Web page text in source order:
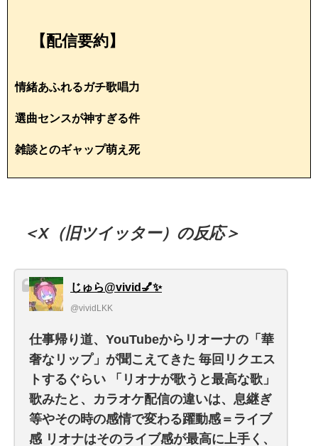
【配信要約】
情緒あふれるガチ歌唱力
選曲センスが神すぎる件
雑談とのギャップ萌え死
＜X（旧ツイッター）の反応＞
じゅら@vivid💅✨
@vividLKK
仕事帰り道、YouTubeからリオーナの「華
奢なリップ」が聞こえてきた 毎回リクエス
トするぐらい 「リオナが歌うと最高な歌」
歌みたと、カラオケ配信の違いは、息継ぎ
等やその時の感情で変わる躍動感＝ライブ
感 リオナはそのライブ感が最高に上手く、